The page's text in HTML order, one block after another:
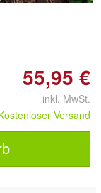
55,95 €
inkl. MwSt.
Versand